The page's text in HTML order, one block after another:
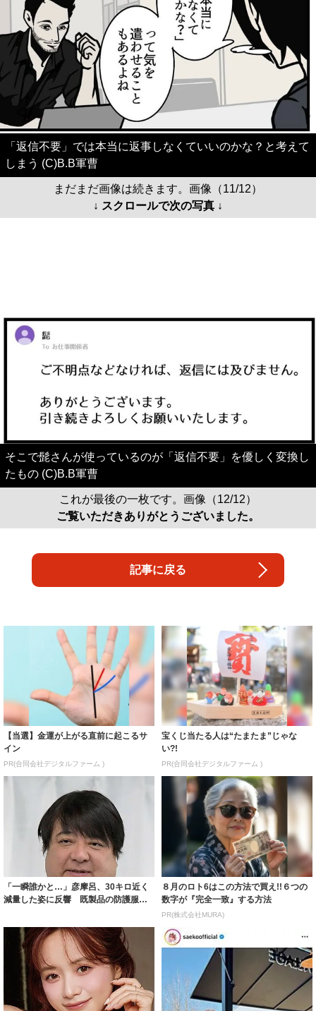
「返信不要」では本当に返事しなくていいのかな？と考えて
しまう (C)B.B軍曹
まだまだ画像は続きます。画像（11/12）
↓ スクロールで次の写真 ↓
そこで髭さんが使っているのが「返信不要」を優しく変換し
たもの (C)B.B軍曹
これが最後の一枚です。画像（12/12）
ご覧いただきありがとうございました。
記事に戻る
【当選】金運が上がる直前に起こるサ
イン
PR(合同会社デジタルファーム )
宝くじ当たる人は“たまたま”じゃな
い?!
PR(合同会社デジタルファーム )
「一瞬誰かと…」彦摩呂、30キロ近く
減量した姿に反響 既製品の防護服が
８月のロト6はこの方法で買え!!６つの
数字が『完全一致』する方法
PR(株式会社MURA)